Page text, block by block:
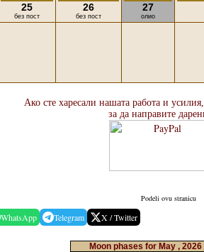
25
без пост
26
без пост
27
олио
Ако сте харесали нашата работа и
за да направите
Podeli ovu stranicu
WhatsApp Telegram X / Twitter
Moon phases for May , 2026